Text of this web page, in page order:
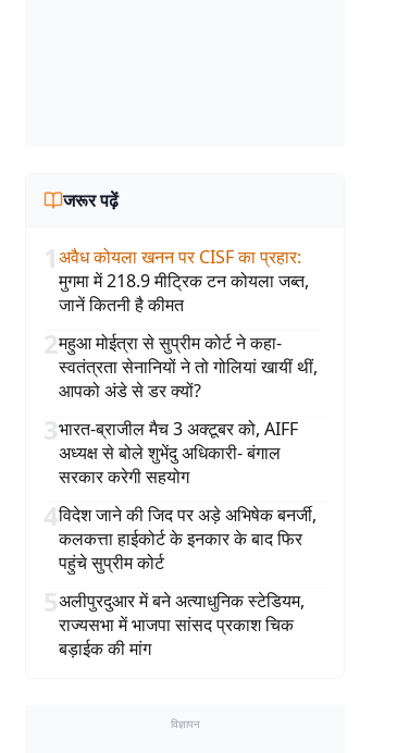
जरूर पढ़ें
1अवैध कोयला खनन पर CISF का प्रहार:
मुगमा में 218.9 मीट्रिक टन कोयला जब्त,
जानें कितनी है कीमत
2महुआ मोईत्रा से सुप्रीम कोर्ट ने कहा-
स्वतंत्रता सेनानियों ने तो गोलियां खायीं थीं,
आपको अंडे से डर क्यों?
3भारत-ब्राजील मैच 3 अक्टूबर को, AIFF
अध्यक्ष से बोले शुभेंदु अधिकारी- बंगाल
सरकार करेगी सहयोग
4विदेश जाने की जिद पर अड़े अभिषेक बनर्जी,
कलकत्ता हाईकोर्ट के इनकार के बाद फिर
पहुंचे सुप्रीम कोर्ट
5अलीपुरदुआर में बने अत्याधुनिक स्टेडियम,
राज्यसभा में भाजपा सांसद प्रकाश चिक
बड़ाईक की मांग
विज्ञापन